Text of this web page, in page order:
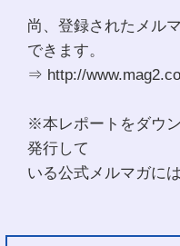
尚、登録されたメル
できます。
⇒ http://
※本レポートをダウ
発行して
いる公式メルマガに